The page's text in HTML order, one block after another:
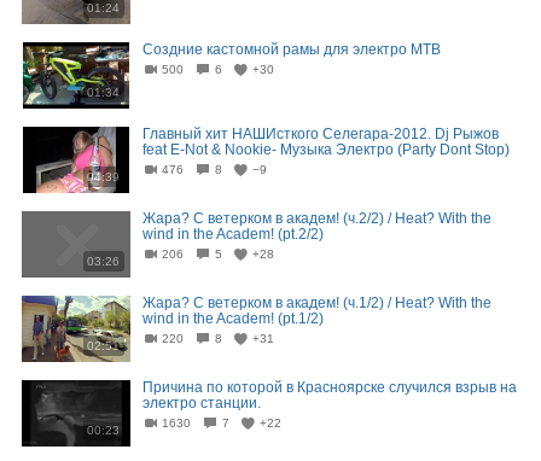
01:24
01:34
Создние кастомной рамы для электро MTB
500 6 +30
04:39
Главный хит НАШИсткого Селегара-2012. Dj Рыжов
feat E-Not & Nookie- Музыка Электро (Party Dont Stop)
476 8 −9
03:26
Жара? С ветерком в академ! (ч.2/2) / Heat? With the
wind in the Academ! (pt.2/2)
206 5 +28
02:51
Жара? С ветерком в академ! (ч.1/2) / Heat? With the
wind in the Academ! (pt.1/2)
220 8 +31
00:23
Причина по которой в Красноярске случился взрыв на
электро станции.
1630 7 +22